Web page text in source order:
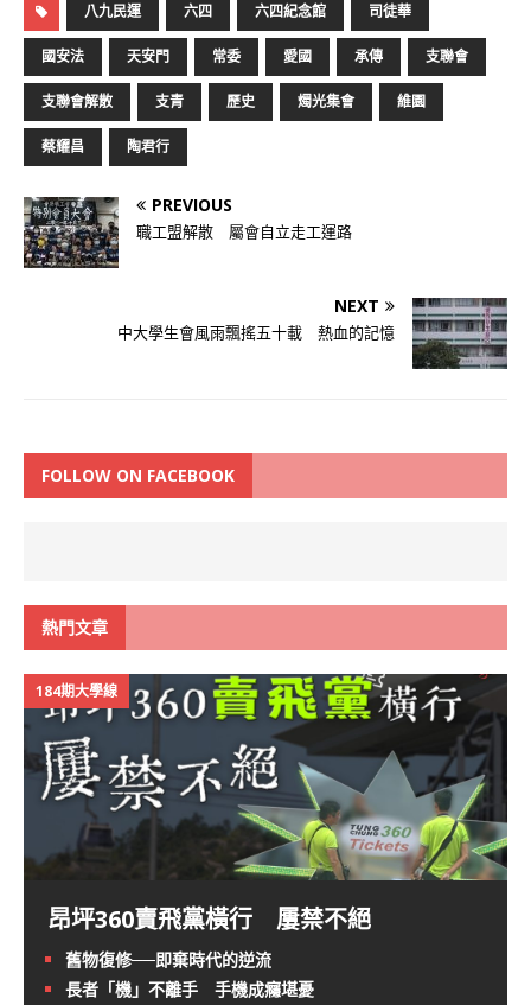
八九民運 六四 六四紀念館 司徒華
國安法 天安門 常委 愛國 承傳 支聯會
支聯會解散 支青 歷史 燭光集會 維園
蔡耀昌 陶君行
PREVIOUS
職工盟解散 屬會自立走工運路
NEXT
中大學生會風雨飄搖五十載 熱血的記憶
FOLLOW ON FACEBOOK
熱門文章
184期大學線
昂坪360賣飛黨橫行 屢禁不絕
舊物復修──即棄時代的逆流
長者「機」不離手 手機成癮堪憂